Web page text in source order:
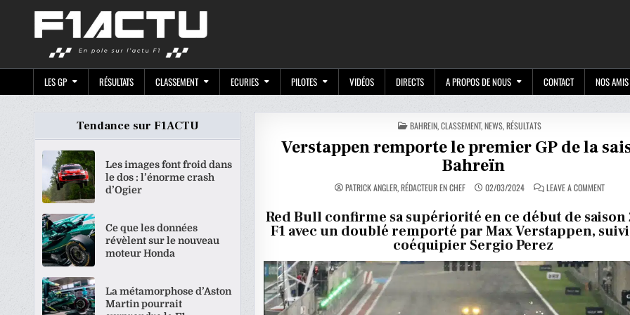
LES GP RÉSULTATS CLASSEMENT ECURIES PILOTES VIDÉOS DIRECTS A PROPOS DE NOUS CONTACT NOS AMIS
POSTED
IN
BAHREIN,CLASSEMENT,NEWS,RÉSULTATS
Verstappen remporte le premier GP de la
Bahreïn
PATRICK ANGLER, RÉDACTEUR EN CHEF 02/03/2024 LEAVE A COMMENTON
LE
GP
DE
À
Red Bull confirme sa supériorité en ce début de saison
F1 avec un doublé remporté par Max Verstappen,
coéquipier Sergio Perez
Tendance sur F1ACTU
Les images font froid dans
le dos : l’énorme crash
d’Ogier
Ce que les données
révèlent sur le nouveau
moteur Honda
La métamorphose d’Aston
Martin pourrait